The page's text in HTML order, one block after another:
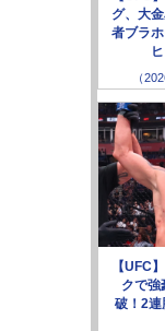
グ、大
者ブラ
（
【UFC
クで強
破！2連